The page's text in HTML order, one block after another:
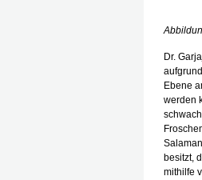
Dr.
Ebene
werden
besitzt,
mithilfe